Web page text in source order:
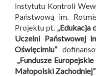
Instytutu Kontroli
Państwową im.
Projektu pt. „Edukacja
Uczelni Państwowej
Oświęcimiu”
„Fundusze
Małopolski Zachodniej”.